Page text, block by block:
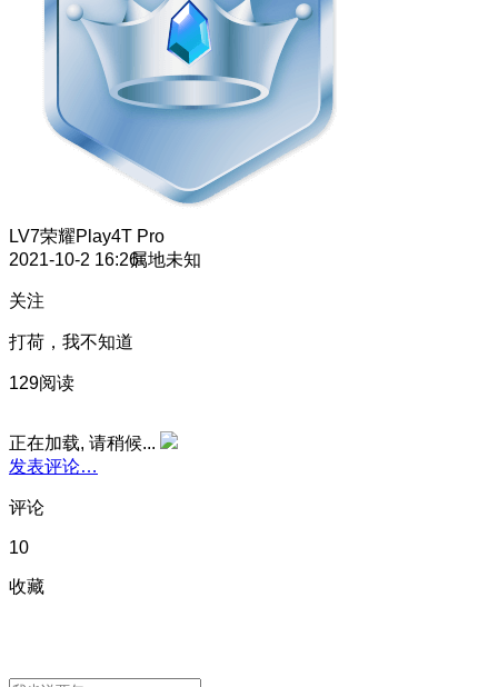
LV7荣耀Play4T Pro
2021-10-2 16:26属地未知
关注
打荷，我不知道
129阅读
正在加载, 请稍候...
发表评论…
评论
10
收藏